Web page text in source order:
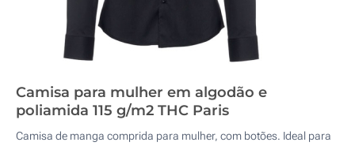
Camisa para mulher em algodão e
poliamida 115 g/m2 THC Paris
Camisa de manga comprida para mulher, com botões. Ideal para